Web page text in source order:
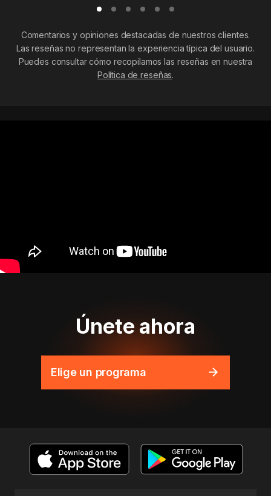
Comentarios y opiniones destacadas de nuestros clientes.
Las reseñas no representan la experiencia típica del usuario.
Puedes consultar cómo recopilamos las reseñas en nuestra
Política de reseñas.
Únete ahora
Elige un programa